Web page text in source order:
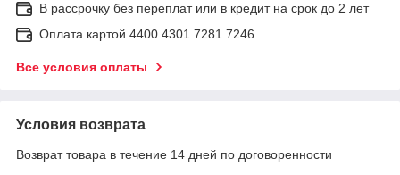
В рассрочку без переплат или в кредит на срок до 2 лет
Оплата картой 4400 4301 7281 7246
Все условия оплаты
Условия возврата
Возврат товара в течение 14 дней по договоренности